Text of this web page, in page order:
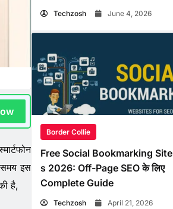
समय इस
है,
Techzosh June 4, 2026
Border Collie
Free Social Bookmarking Site
s 2026: Off-Page SEO के लिए
Complete Guide
Techzosh April 21, 2026